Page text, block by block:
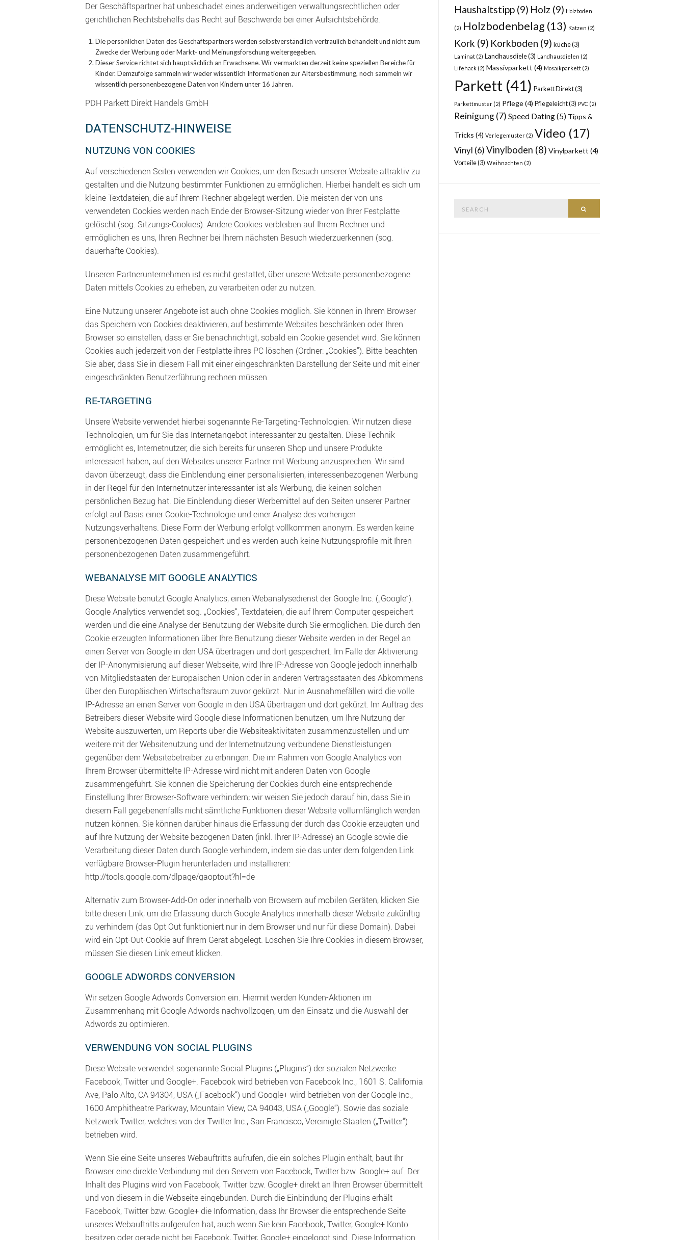
Der Geschäftspartner hat unbeschadet eines anderweitigen verwaltungsrechtlichen oder
gerichtlichen Rechtsbehelfs das Recht auf Beschwerde bei einer Aufsichtsbehörde.
Die persönlichen Daten des Geschäftspartners werden selbstverständlich vertraulich behandelt und nicht zum
Zwecke der Werbung oder Markt- und Meinungsforschung weitergegeben.
Dieser Service richtet sich hauptsächlich an Erwachsene. Wir vermarkten derzeit keine speziellen Bereiche für
Kinder. Demzufolge sammeln wir weder wissentlich Informationen zur Altersbestimmung, noch sammeln wir
wissentlich personenbezogene Daten von Kindern unter 16 Jahren.
PDH Parkett Direkt Handels GmbH
DATENSCHUTZ-HINWEISE
NUTZUNG VON COOKIES
Auf verschiedenen Seiten verwenden wir Cookies, um den Besuch unserer Website attraktiv zu
gestalten und die Nutzung bestimmter Funktionen zu ermöglichen. Hierbei handelt es sich um
kleine Textdateien, die auf Ihrem Rechner abgelegt werden. Die meisten der von uns
verwendeten Cookies werden nach Ende der Browser-Sitzung wieder von Ihrer Festplatte
gelöscht (sog. Sitzungs-Cookies). Andere Cookies verbleiben auf Ihrem Rechner und
ermöglichen es uns, Ihren Rechner bei Ihrem nächsten Besuch wiederzuerkennen (sog.
dauerhafte Cookies).
Unseren Partnerunternehmen ist es nicht gestattet, über unsere Website personenbezogene
Daten mittels Cookies zu erheben, zu verarbeiten oder zu nutzen.
Eine Nutzung unserer Angebote ist auch ohne Cookies möglich. Sie können in Ihrem Browser
das Speichern von Cookies deaktivieren, auf bestimmte Websites beschränken oder Ihren
Browser so einstellen, dass er Sie benachrichtigt, sobald ein Cookie gesendet wird. Sie können
Cookies auch jederzeit von der Festplatte ihres PC löschen (Ordner: „Cookies“). Bitte beachten
Sie aber, dass Sie in diesem Fall mit einer eingeschränkten Darstellung der Seite und mit einer
eingeschränkten Benutzerführung rechnen müssen.
RE-TARGETING
Unsere Website verwendet hierbei sogenannte Re-Targeting-Technologien. Wir nutzen diese
Technologien, um für Sie das Internetangebot interessanter zu gestalten. Diese Technik
ermöglicht es, Internetnutzer, die sich bereits für unseren Shop und unsere Produkte
interessiert haben, auf den Websites unserer Partner mit Werbung anzusprechen. Wir sind
davon überzeugt, dass die Einblendung einer personalisierten, interessenbezogenen Werbung
in der Regel für den Internetnutzer interessanter ist als Werbung, die keinen solchen
persönlichen Bezug hat. Die Einblendung dieser Werbemittel auf den Seiten unserer Partner
erfolgt auf Basis einer Cookie-Technologie und einer Analyse des vorherigen
Nutzungsverhaltens. Diese Form der Werbung erfolgt vollkommen anonym. Es werden keine
personenbezogenen Daten gespeichert und es werden auch keine Nutzungsprofile mit Ihren
personenbezogenen Daten zusammengeführt.
WEBANALYSE MIT GOOGLE ANALYTICS
Diese Website benutzt Google Analytics, einen Webanalysedienst der Google Inc. („Google“).
Google Analytics verwendet sog. „Cookies“, Textdateien, die auf Ihrem Computer gespeichert
werden und die eine Analyse der Benutzung der Website durch Sie ermöglichen. Die durch den
Cookie erzeugten Informationen über Ihre Benutzung dieser Website werden in der Regel an
einen Server von Google in den USA übertragen und dort gespeichert. Im Falle der Aktivierung
der IP-Anonymisierung auf dieser Webseite, wird Ihre IP-Adresse von Google jedoch innerhalb
von Mitgliedstaaten der Europäischen Union oder in anderen Vertragsstaaten des Abkommens
über den Europäischen Wirtschaftsraum zuvor gekürzt. Nur in Ausnahmefällen wird die volle
IP-Adresse an einen Server von Google in den USA übertragen und dort gekürzt. Im Auftrag des
Betreibers dieser Website wird Google diese Informationen benutzen, um Ihre Nutzung der
Website auszuwerten, um Reports über die Websiteaktivitäten zusammenzustellen und um
weitere mit der Websitenutzung und der Internetnutzung verbundene Dienstleistungen
gegenüber dem Websitebetreiber zu erbringen. Die im Rahmen von Google Analytics von
Ihrem Browser übermittelte IP-Adresse wird nicht mit anderen Daten von Google
zusammengeführt. Sie können die Speicherung der Cookies durch eine entsprechende
Einstellung Ihrer Browser-Software verhindern; wir weisen Sie jedoch darauf hin, dass Sie in
diesem Fall gegebenenfalls nicht sämtliche Funktionen dieser Website vollumfänglich werden
nutzen können. Sie können darüber hinaus die Erfassung der durch das Cookie erzeugten und
auf Ihre Nutzung der Website bezogenen Daten (inkl. Ihrer IP-Adresse) an Google sowie die
Verarbeitung dieser Daten durch Google verhindern, indem sie das unter dem folgenden Link
verfügbare Browser-Plugin herunterladen und installieren:
http://tools.google.com/dlpage/gaoptout?hl=de
Alternativ zum Browser-Add-On oder innerhalb von Browsern auf mobilen Geräten, klicken Sie
bitte diesen Link, um die Erfassung durch Google Analytics innerhalb dieser Website zukünftig
zu verhindern (das Opt Out funktioniert nur in dem Browser und nur für diese Domain). Dabei
wird ein Opt-Out-Cookie auf Ihrem Gerät abgelegt. Löschen Sie Ihre Cookies in diesem Browser,
müssen Sie diesen Link erneut klicken.
GOOGLE ADWORDS CONVERSION
Wir setzen Google Adwords Conversion ein. Hiermit werden Kunden-Aktionen im
Zusammenhang mit Google Adwords nachvollzogen, um den Einsatz und die Auswahl der
Adwords zu optimieren.
VERWENDUNG VON SOCIAL PLUGINS
Diese Website verwendet sogenannte Social Plugins („Plugins“) der sozialen Netzwerke
Facebook, Twitter und Google+. Facebook wird betrieben von Facebook Inc., 1601 S. California
Ave, Palo Alto, CA 94304, USA („Facebook“) und Google+ wird betrieben von der Google Inc.,
1600 Amphitheatre Parkway, Mountain View, CA 94043, USA („Google“). Sowie das soziale
Netzwerk Twitter, welches von der Twitter Inc., San Francisco, Vereinigte Staaten („Twitter“)
betrieben wird.
Wenn Sie eine Seite unseres Webauftritts aufrufen, die ein solches Plugin enthält, baut Ihr
Browser eine direkte Verbindung mit den Servern von Facebook, Twitter bzw. Google+ auf. Der
Inhalt des Plugins wird von Facebook, Twitter bzw. Google+ direkt an Ihren Browser übermittelt
und von diesem in die Webseite eingebunden. Durch die Einbindung der Plugins erhält
Facebook, Twitter bzw. Google+ die Information, dass Ihr Browser die entsprechende Seite
unseres Webauftritts aufgerufen hat, auch wenn Sie kein Facebook, Twitter, Google+ Konto
besitzen oder gerade nicht bei Facebook, Twitter, Google+ eingeloggt sind. Diese Information
Haushaltstipp (9) Holz (9) Holzboden
(2) Holzbodenbelag (13) Katzen (2)
Kork (9) Korkboden (9) küche(3)
Laminat (2) Landhausdiele(3) Landhausdielen (2)
Lifehack (2) Massivparkett(4) Mosaikparkett (2)
Parkett (41) Parkett Direkt(3)
Parkettmuster (2) Pflege(4) Pflegeleicht(3) PVC (2)
Reinigung(7) Speed Dating(5) Tipps &
Tricks (4) Verlegemuster (2) Video (17)
Vinyl (6) Vinylboden (8) Vinylparkett(4)
Vorteile(3) Weihnachten (2)